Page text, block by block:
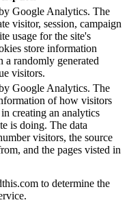
Google Analytics. The
visitor, session, campaign
usage for the site's
store information
a randomly generated
visitors.
Google Analytics. The
of how visitors
creating an analytics
is doing. The data
visitors, the source
and the pages visted in
to determine the